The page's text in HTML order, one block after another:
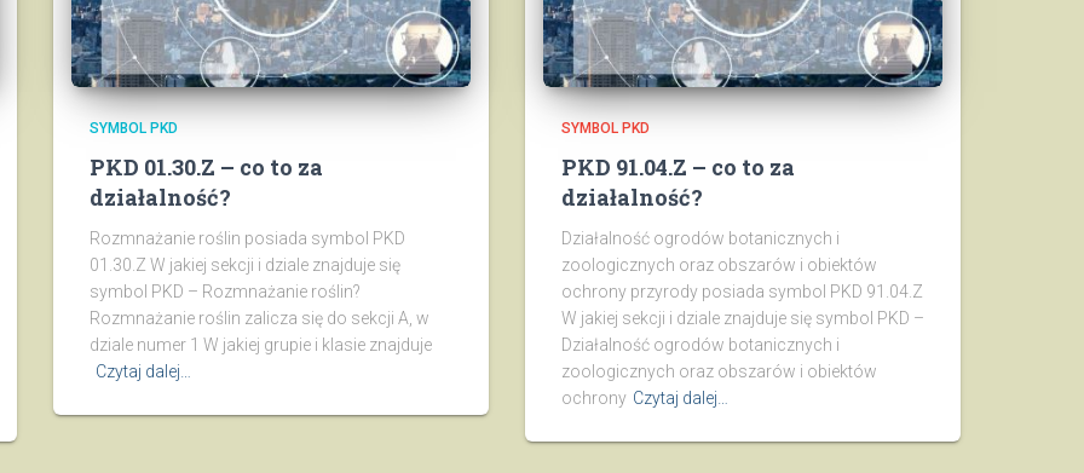
SYMBOL PKD
PKD 01.30.Z – co to za
działalność?
Rozmnażanie roślin posiada symbol PKD
01.30.Z W jakiej sekcji i dziale znajduje się
symbol PKD – Rozmnażanie roślin?
Rozmnażanie roślin zalicza się do sekcji A, w
dziale numer 1 W jakiej grupie i klasie znajduje
Czytaj dalej…
SYMBOL PKD
PKD 91.04.Z – co to za
działalność?
Działalność ogrodów botanicznych i
zoologicznych oraz obszarów i obiektów
ochrony przyrody posiada symbol PKD 91.04.Z
W jakiej sekcji i dziale znajduje się symbol PKD –
Działalność ogrodów botanicznych i
zoologicznych oraz obszarów i obiektów
ochrony Czytaj dalej…